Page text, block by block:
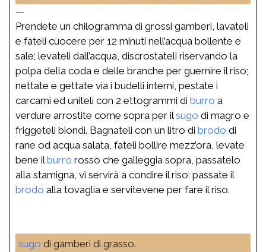
—
Prendete un chilogramma di grossi gamberi, lavateli
e fateli cuocere per 12 minuti nell’acqua bollente e
sale; levateli dall’acqua, discrostateli riservando la
polpa della coda e delle branche per guernire il riso;
nettate e gettate via i budelli interni, pestate i
carcami ed uniteli con 2 ettogrammi di burro a
verdure arrostite come sopra per ilsugo di magro e
friggeteli biondi. Bagnateli con un litro di brodo di
rane od acqua salata, fateli bollire mezz’ora, levate
bene ilburro rosso che galleggia sopra, passatelo
alla stamigna, vi servirà a condire il riso; passate il
brodo alla tovaglia e servitevene per fare il riso.
sugo di gamberi di grasso.